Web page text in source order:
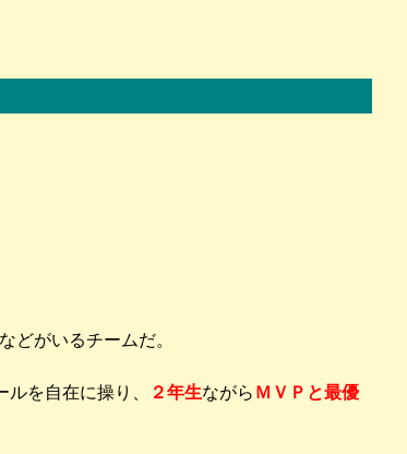
どがいるチームだ。
を自在に操り、 ２年生ながら ＭＶＰと最優